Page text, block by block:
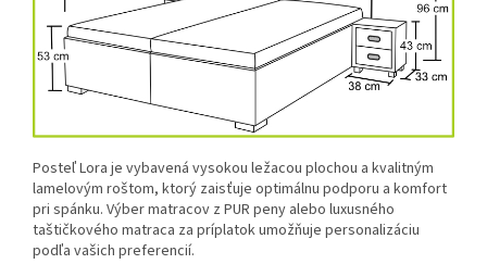
Posteľ Lora je vybavená vysokou ležacou plochou a kvalitným
lamelovým roštom, ktorý zaisťuje optimálnu podporu a komfort
pri spánku. Výber matracov z PUR peny alebo luxusného
taštičkového matraca za príplatok umožňuje personalizáciu
podľa vašich preferencií.